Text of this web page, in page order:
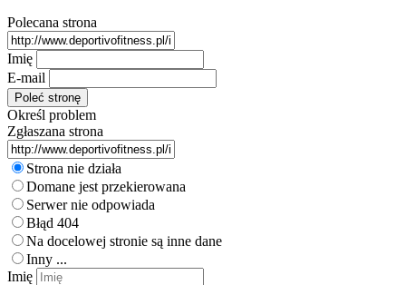
Polecana strona
Imię
E-mail
Określ problem
Zgłaszana strona
Strona nie działa
Domane jest przekierowana
Serwer nie odpowiada
Błąd 404
Na docelowej stronie są inne dane
Inny ...
Imię